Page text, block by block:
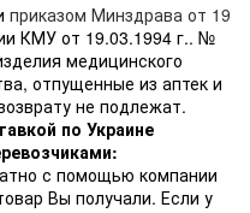
приказом Минздрава от 19
КМУ от 19.03.1994 г.. №
медицинского
отпущенные из аптек и
не подлежат.
по Украине
с помощью компании
Вы получали. Если у